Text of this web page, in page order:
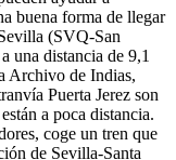
buena forma de llegar
(SVQ-San
una distancia de 9,1
Archivo de Indias,
Puerta Jerez son
a poca distancia.
coge un tren que
de Sevilla-Santa